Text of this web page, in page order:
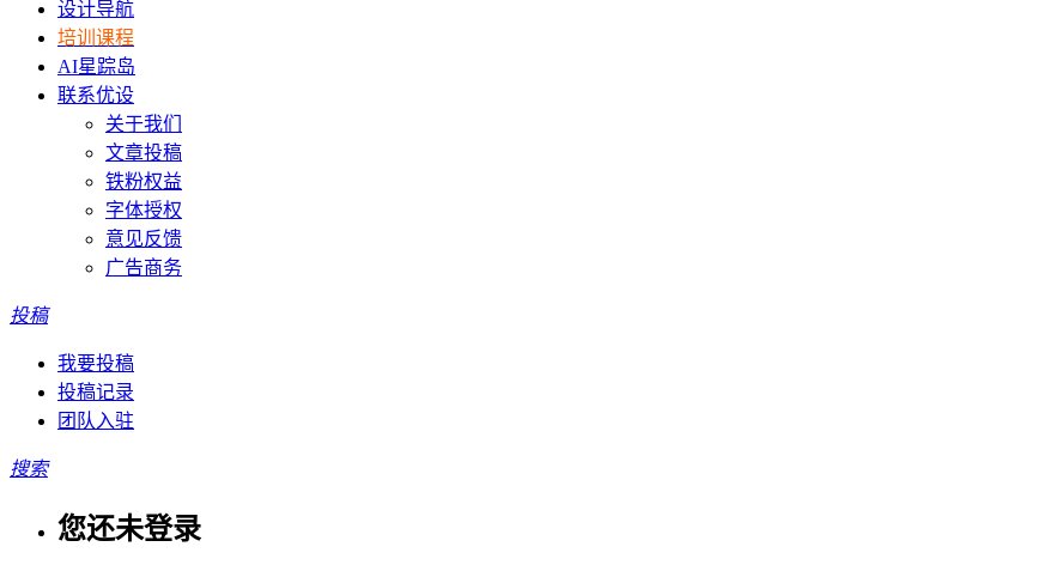
设计导航
培训课程
AI星踪岛
联系优设
关于我们
文章投稿
铁粉权益
字体授权
意见反馈
广告商务
投稿
我要投稿
投稿记录
团队入驻
搜索
您还未登录